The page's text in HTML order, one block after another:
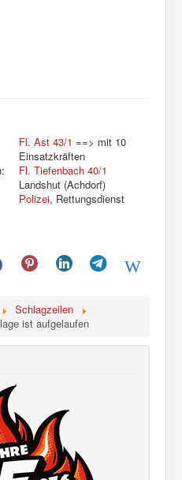
Fl. Ast 43/1 ==> mit 10
Einsatzkräften
Fl. Tiefenbach 40/1
Landshut (Achdorf)
Polizei, Rettungsdienst
Schlagzeilen
ist aufgelaufen